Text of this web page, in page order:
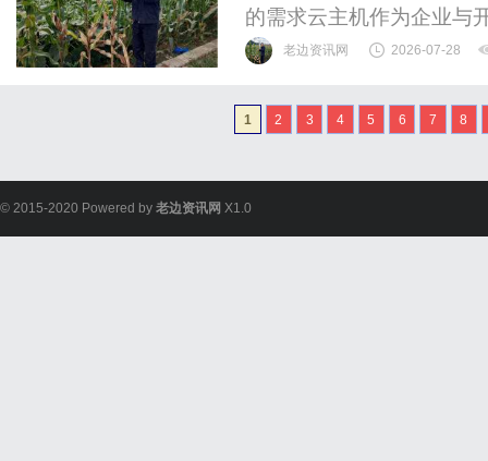
的需求云主机作为企业与
算场景：高性能并行计算
100倍的能效比；低延迟
景要求计算延迟低于微秒
老边资讯网 2026-07-28
1 2 3 4 5 6 7 8
© 2015-2020 Powered by 老边资讯网 X1.0